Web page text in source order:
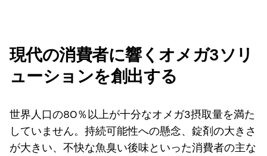
現代の消費者に響くオメガ3ソリ
ューションを創出する
世界人口の80％以上が十分なオメガ3摂取量を満た
していません。持続可能性への懸念、錠剤の大きさ
が大きい、不快な魚臭い後味といった消費者の主な